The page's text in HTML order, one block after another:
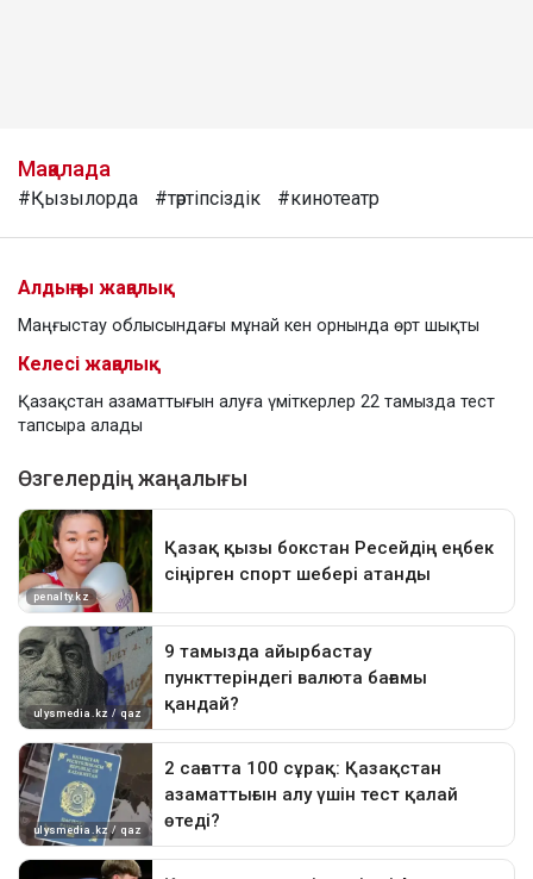
Мақалада
#Қызылорда #тәртіпсіздік #кинотеатр
Алдыңғы жаңалық
Маңғыстау облысындағы мұнай кен орнында өрт шықты
Келесі жаңалық
Қазақстан азаматтығын алуға үміткерлер 22 тамызда тест
тапсыра алады